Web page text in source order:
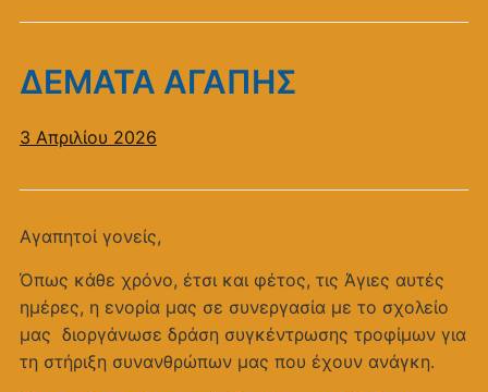
ΔΕΜΑΤΑ ΑΓΑΠΗΣ
3 Απριλίου 2026
Αγαπητοί γονείς,
Όπως κάθε χρόνο, έτσι και φέτος, τις Άγιες αυτές
ημέρες, η ενορία μας σε συνεργασία με το σχολείο
μας διοργάνωσε δράση συγκέντρωσης τροφίμων για
τη στήριξη συνανθρώπων μας που έχουν ανάγκη.